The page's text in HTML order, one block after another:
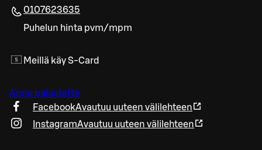
0107623635
Puhelun hinta pvm/mpm
Meillä käy S-Card
Anna palautetta
FacebookAvautuu uuteen välilehteen
InstagramAvautuu uuteen välilehteen